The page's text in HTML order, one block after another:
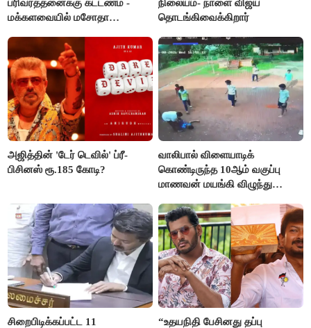
பரிவர்த்தனைக்கு கட்டணம் -
மக்களவையில் மசோதா
நிலையம்- நாளை விஜய்
தொடங்கிவைக்கிறார்
அஜித்தின் 'டேர் டெவில்' ப்ரீ-
பிசினஸ் ரூ.185 கோடி?
வாலிபால் விளையாடிக்
கொண்டிருந்த 10ஆம் வகுப்பு
மாணவன் மயங்கி விழுந்து
சிறைபிடிக்கப்பட்ட 11
“உதயநிதி பேசினது தப்பு